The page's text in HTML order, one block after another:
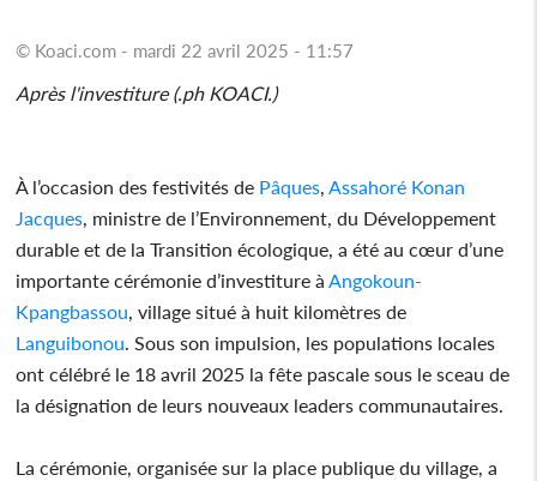
© Koaci.com - mardi 22 avril 2025 - 11:57
Après l'investiture (.ph KOACI.)
À l’occasion des festivités de Pâques Assahoré Konan
Jacques , ministre de l’Environnement, du Développement
durable et de la Transition écologique, a été au cœur d’une
importante cérémonie d’investiture à Angokoun-
Kpangbassou , village situé à huit kilomètres de
Languibonou . Sous son impulsion, les populations locales
ont célébré le 18 avril 2025 la fête pascale sous le sceau de
la désignation de leurs nouveaux leaders communautaires.
La cérémonie, organisée sur la place publique du village, a